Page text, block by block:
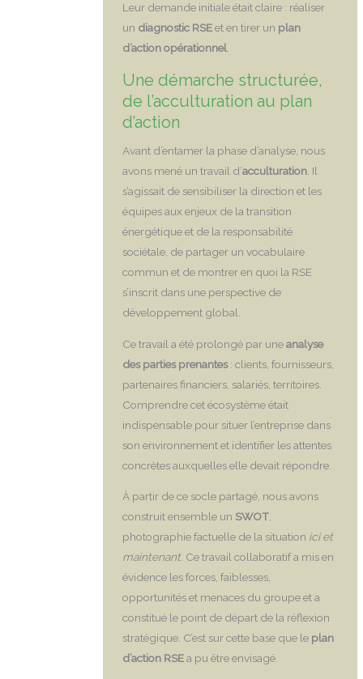
Leur demande initiale était claire : réaliser
un diagnostic RSEet en tirer un plan
d’action opérationnel.
Une démarche structurée,
de l’acculturation au plan
d’action
Avant d’entamer la phase d’analyse, nous
avons mené un travail d’acculturation . Il
s’agissait de sensibiliser la direction et les
équipes aux enjeux de la transition
énergétique et de la responsabilité
sociétale, de partager un vocabulaire
commun et de montrer en quoi la RSE
s’inscrit dans une perspective de
développement global.
Ce travail a été prolongé par uneanalyse
des parties prenantes: clients, fournisseurs,
partenaires financiers, salariés, territoires.
Comprendre cet écosystème était
indispensable pour situer l’entreprise dans
son environnement et identifier les attentes
concrètes auxquelles elle devait répondre.
À partir de ce socle partagé, nous avons
construit ensemble un SWOT,
photographie factuelle de la situation ici et
maintenant. Ce travail collaboratif a mis en
évidence les forces, faiblesses,
opportunités et menaces du groupe et a
constitué le point de départ de la réflexion
stratégique. C’est sur cette base que le plan
d’action RSEa pu être envisagé.